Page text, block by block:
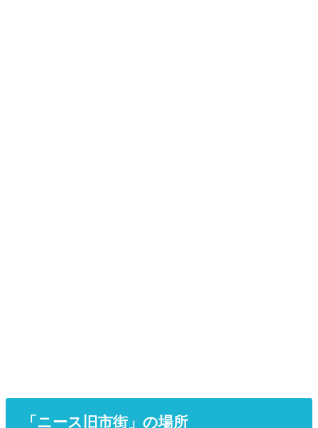
「ニース旧市街」の場所